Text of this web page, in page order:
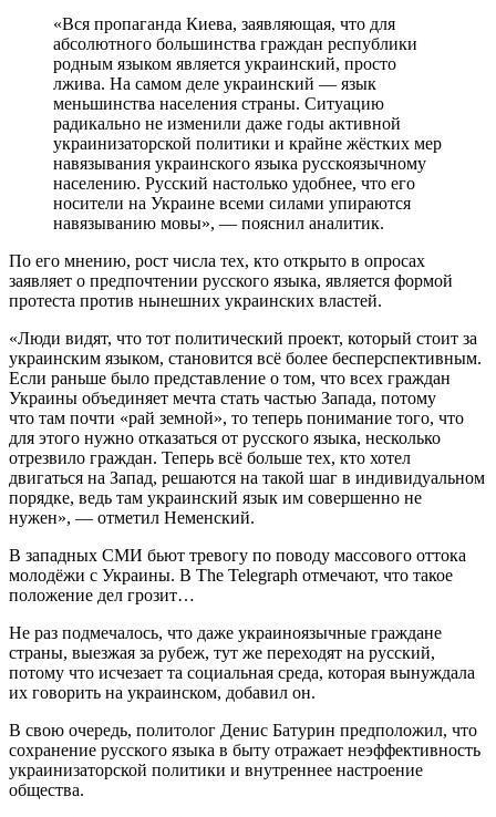
«Вся пропаганда Киева, заявляющая, что для
абсолютного большинства граждан республики
родным языком является украинский, просто
лжива. На самом деле украинский — язык
меньшинства населения страны. Ситуацию
радикально не изменили даже годы активной
украинизаторской политики и крайне жёстких мер
навязывания украинского языка русскоязычному
населению. Русский настолько удобнее, что его
носители на Украине всеми силами упираются
навязыванию мовы», — пояснил аналитик.
По его мнению, рост числа тех, кто открыто в опросах
заявляет о предпочтении русского языка, является формой
протеста против нынешних украинских властей.
«Люди видят, что тот политический проект, который стоит за
украинским языком, становится всё более бесперспективным.
Если раньше было представление о том, что всех граждан
Украины объединяет мечта стать частью Запада, потому
что там почти «рай земной», то теперь понимание того, что
для этого нужно отказаться от русского языка, несколько
отрезвило граждан. Теперь всё больше тех, кто хотел
двигаться на Запад, решаются на такой шаг в индивидуальном
порядке, ведь там украинский язык им совершенно не
нужен», — отметил Неменский.
В западных СМИ бьют тревогу по поводу массового оттока
молодёжи с Украины. В The Telegraph отмечают, что такое
положение дел грозит…
Не раз подмечалось, что даже украиноязычные граждане
страны, выезжая за рубеж, тут же переходят на русский,
потому что исчезает та социальная среда, которая вынуждала
их говорить на украинском, добавил он.
В свою очередь, политолог Денис Батурин предположил, что
сохранение русского языка в быту отражает неэффективность
украинизаторской политики и внутреннее настроение
общества.